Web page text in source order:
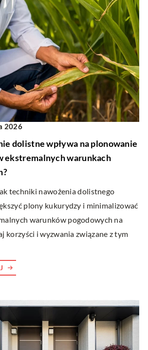
2026
dolistne wpływa na plonowanie
ekstremalnych warunkach
techniki nawożenia dolistnego
plony kukurydzy i minimalizować
warunków pogodowych na
korzyści i wyzwania związane z tym